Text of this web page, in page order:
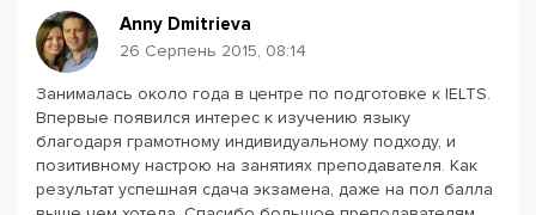
клуби, неформальні зустрічі з носіями мови та інші
практичні прийоми.
Вчитися можна в класі або онлайн (по Скайпу), в групі
або індивідуально.
Powered byLeaflet— © Google 2026
Anny Dmitrieva
26 Серпень 2015, 08:14
Занималась около года в центре по подготовке к IELTS.
Впервые появился интерес к изучению языку
благодаря грамотному индивидуальному подходу, и
позитивному настрою на занятиях преподавателя. Как
результат успешная сдача экзамена, даже на пол балла